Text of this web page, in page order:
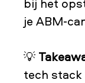
je ABM-
💡
tech stack